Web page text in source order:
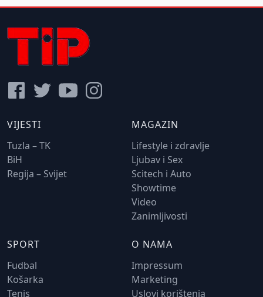
VIJESTI
Tuzla – TK
BiH
Regija – Svijet
MAGAZIN
Lifestyle i zdravlje
Ljubav i Sex
Scitech i Auto
Showtime
Video
Zanimljivosti
SPORT
Fudbal
Košarka
Tenis
O NAMA
Impressum
Marketing
Uslovi korištenja